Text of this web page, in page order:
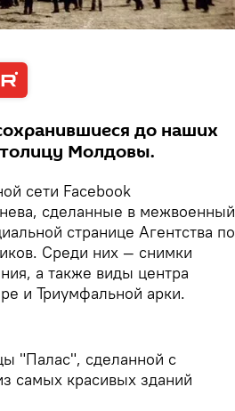
до наших
Молдовы.
сети Facebook
сделанные в межвоенный
странице Агентства по
Среди них — снимки
а также виды центра
и Триумфальной арки.
"Палас", сделанной с
самых красивых зданий